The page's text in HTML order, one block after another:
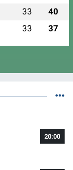
33 40
33 37
20:00